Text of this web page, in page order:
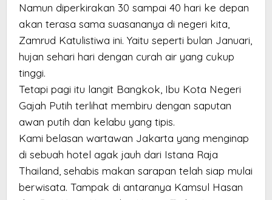
Namun diperkirakan 30 sampai 40 hari ke depan
akan terasa sama suasananya di negeri kita,
Zamrud Katulistiwa ini. Yaitu seperti bulan Januari,
hujan sehari hari dengan curah air yang cukup
tinggi.
Tetapi pagi itu langit Bangkok, Ibu Kota Negeri
Gajah Putih terlihat membiru dengan saputan
awan putih dan kelabu yang tipis.
Kami belasan wartawan Jakarta yang menginap
di sebuah hotel agak jauh dari Istana Raja
Thailand, sehabis makan sarapan telah siap mulai
berwisata. Tampak di antaranya Kamsul Hasan